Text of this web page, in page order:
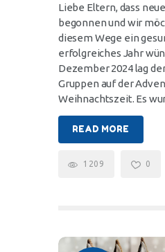
Liebe Eltern, dass
begonnen und wir
diesem Wege ein
erfolgreiches Jahr
Dezember 2024 lag
Gruppen auf der
Weihnachtszeit. Es
READ MORE
1209 0